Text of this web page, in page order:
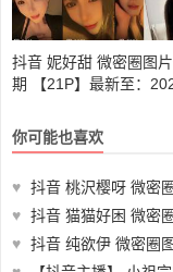
抖音 妮好甜 微密圈图
期 【21P】最新至：
你可能也喜欢
♥ 抖音 桃沢樱呀 微密
♥ 抖音 猫猫好困 微密
♥ 抖音 纯欲伊 微密圈